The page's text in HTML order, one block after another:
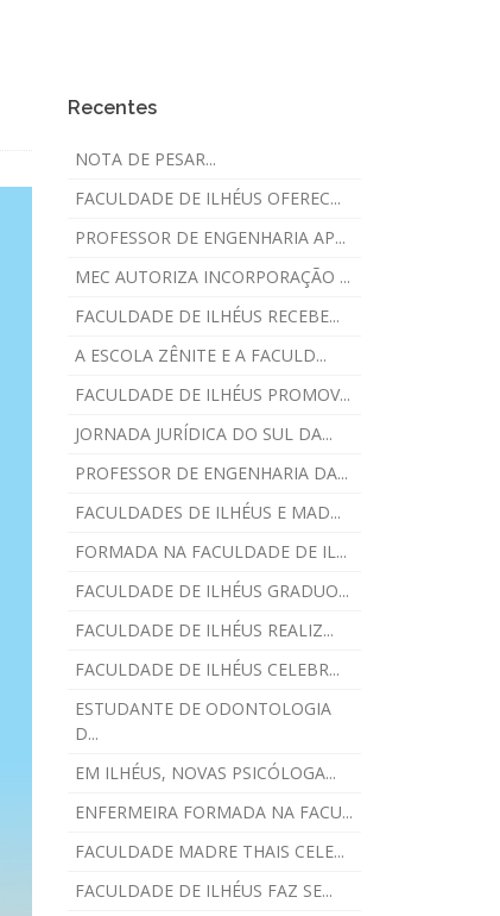
Recentes
NOTA DE PESAR...
FACULDADE DE ILHÉUS OFEREC...
PROFESSOR DE ENGENHARIA AP...
MEC AUTORIZA INCORPORAÇÃO ...
FACULDADE DE ILHÉUS RECEBE...
A ESCOLA ZÊNITE E A FACULD...
FACULDADE DE ILHÉUS PROMOV...
JORNADA JURÍDICA DO SUL DA...
PROFESSOR DE ENGENHARIA DA...
FACULDADES DE ILHÉUS E MAD...
FORMADA NA FACULDADE DE IL...
FACULDADE DE ILHÉUS GRADUO...
FACULDADE DE ILHÉUS REALIZ...
FACULDADE DE ILHÉUS CELEBR...
ESTUDANTE DE ODONTOLOGIA
D...
EM ILHÉUS, NOVAS PSICÓLOGA...
ENFERMEIRA FORMADA NA FACU...
FACULDADE MADRE THAIS CELE...
FACULDADE DE ILHÉUS FAZ SE...